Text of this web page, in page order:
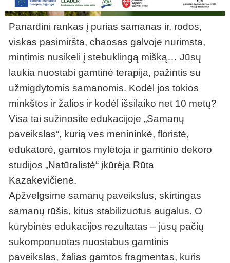
Panardini rankas į purias samanas ir, rodos,
viskas pasimiršta, chaosas galvoje nurimsta,
mintimis nusikeli į stebuklingą mišką… Jūsų
laukia nuostabi gamtinė terapija, pažintis su
užmigdytomis samanomis. Kodėl jos tokios
minkštos ir žalios ir kodėl išsilaiko net 10 metų?
Visa tai sužinosite edukacijoje „Samanų
paveikslas“, kurią ves menininkė, floristė,
edukatorė, gamtos mylėtoja ir gamtinio dekoro
studijos „Natūralistė“ įkūrėja Rūta
Kazakevičienė.
Apžvelgsime samanų paveikslus, skirtingas
samanų rūšis, kitus stabilizuotus augalus. O
kūrybinės edukacijos rezultatas – jūsų pačių
sukomponuotas nuostabus gamtinis
paveikslas, žalias gamtos fragmentas, kuris